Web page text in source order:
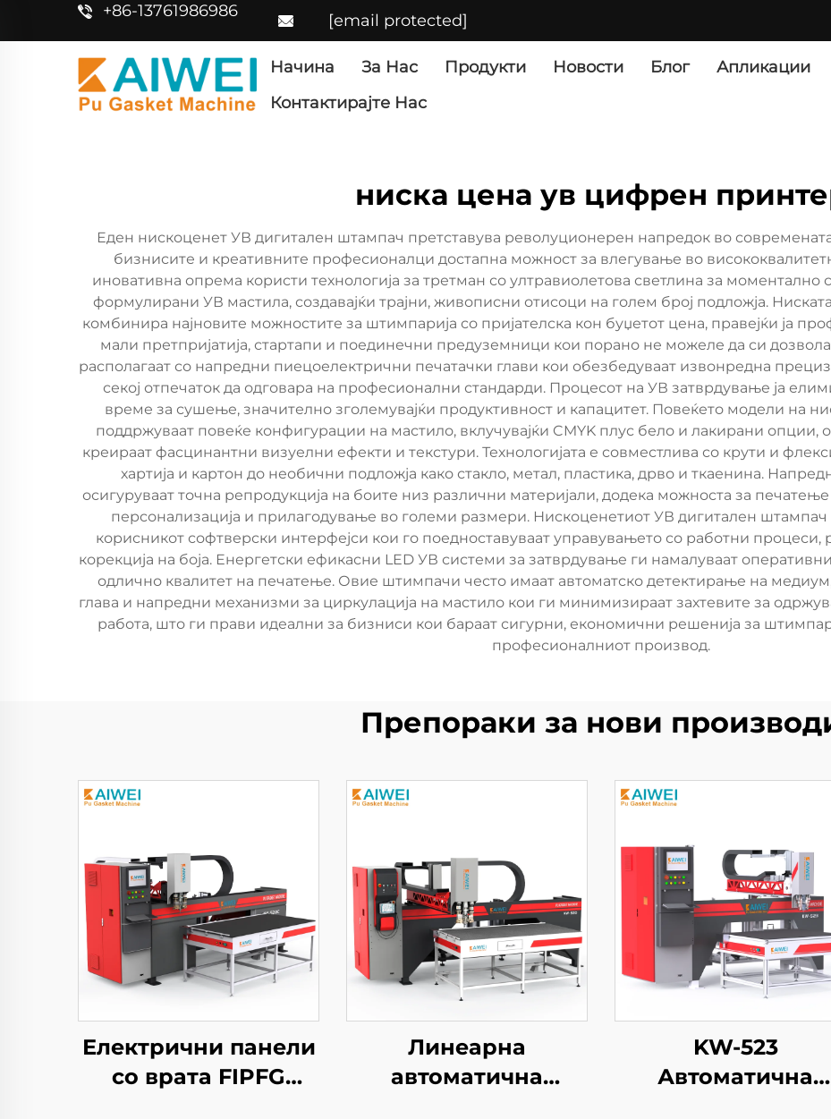
+86-13761986986 [email protected]
Начина За Нас Продукти Новости Блог
Апликации
Контактирајте Нас
ниска цена ув цифрен
Еден нискоценет УВ дигитален штампач претставува револуционерен напредок во
бизнисите и креативните професионалци достапна можност за влегување во
иновативна опрема користи технологија за третман со ултравиолетова светлина за
формулирани УВ мастила, создавајќи трајни, живописни отисоци на голем број подложја.
комбинира најновите можностите за штимпарија со пријателска кон буџетот цена, правејќи ја
мали претпријатија, стартапи и поединечни предуземници кои порано не можеле да си
располагаат со напредни пиецоелектрични печатачки глави кои обезбедуваат извонредна
секој отпечаток да одговара на професионални стандарди. Процесот на УВ затврдување ја
време за сушење, значително зголемувајќи продуктивност и капацитет. Повеќето модели на
поддржуваат повеќе конфигурации на мастило, вклучувајќи CMYK плус бело и лакирани опции,
креираат фасцинантни визуелни ефекти и текстури. Технологијата е совместлива со крути и
хартија и картон до необични подложја како стакло, метал, пластика, дрво и ткаенина.
осигуруваат точна репродукција на боите низ различни материјали, додека можноста за
персонализација и прилагодување во големи размери. Нискоценетиот УВ дигитален штампач
корисникот софтверски интерфејси кои го поедноставуваат управувањето со работни процеси,
корекција на боја. Енергетски ефикасни LED УВ системи за затврдување ги намалуваат
одлично квалитет на печатење. Овие штимпачи често имаат автоматско детектирање на
глава и напредни механизми за циркулација на мастило кои ги минимизираат захтевите за
работа, што ги прави идеални за бизниси кои бараат сигурни, економични решенија за
професионалниот производ.
Препораки за нови
Електрични панели
со врата FIPFG
Линеарна
автоматична
KW-523
Автоматична